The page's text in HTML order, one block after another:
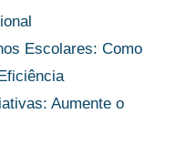
Escolares: Como
Aumente o